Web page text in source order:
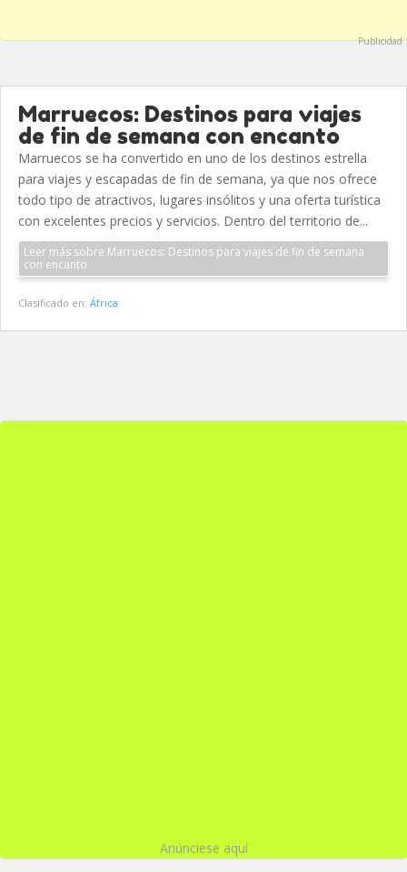
Publicidad
Marruecos: Destinos para viajes
de fin de semana con encanto
Marruecos se ha convertido en uno de los destinos estrella
para viajes y escapadas de fin de semana, ya que nos ofrece
todo tipo de atractivos, lugares insólitos y una oferta turística
con excelentes precios y servicios. Dentro del territorio de...
Leer más sobre Marruecos: Destinos para viajes de fin de semana
con encanto
Clasificado en: África
Anúnciese aquí